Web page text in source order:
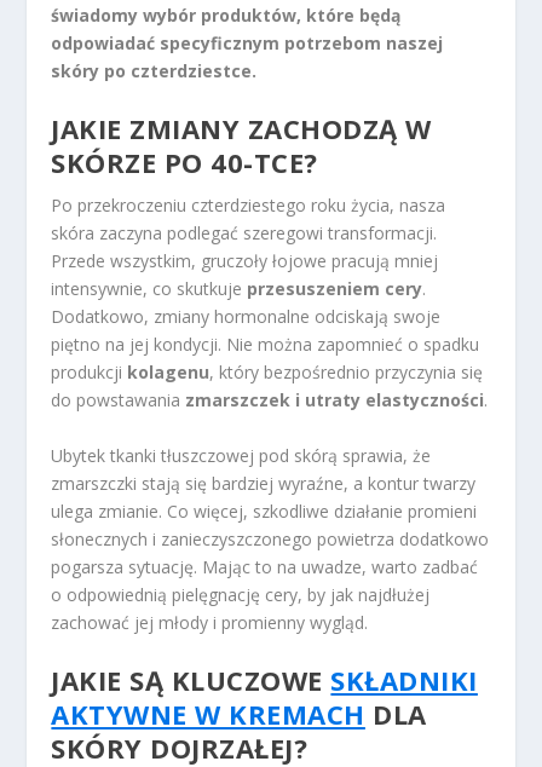
świadomy wybór produktów, które będą
odpowiadać specyficznym potrzebom naszej
skóry po czterdziestce.
JAKIE ZMIANY ZACHODZĄ W
SKÓRZE PO 40-TCE?
Po przekroczeniu czterdziestego roku życia, nasza
skóra zaczyna podlegać szeregowi transformacji.
Przede wszystkim, gruczoły łojowe pracują mniej
intensywnie, co skutkuje przesuszeniem cery.
Dodatkowo, zmiany hormonalne odciskają swoje
piętno na jej kondycji. Nie można zapomnieć o spadku
produkcji kolagenu, który bezpośrednio przyczynia się
do powstawania zmarszczek i utraty elastyczności.
Ubytek tkanki tłuszczowej pod skórą sprawia, że
zmarszczki stają się bardziej wyraźne, a kontur twarzy
ulega zmianie. Co więcej, szkodliwe działanie promieni
słonecznych i zanieczyszczonego powietrza dodatkowo
pogarsza sytuację. Mając to na uwadze, warto zadbać
o odpowiednią pielęgnację cery, by jak najdłużej
zachować jej młody i promienny wygląd.
JAKIE SĄ KLUCZOWE SKŁADNIKI
AKTYWNE W KREMACH DLA
SKÓRY DOJRZAŁEJ?